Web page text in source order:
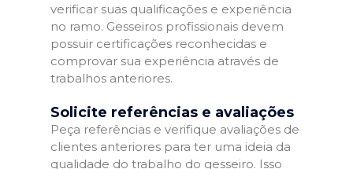
verificar suas qualificações e experiência
no ramo. Gesseiros profissionais devem
possuir certificações reconhecidas e
comprovar sua experiência através de
trabalhos anteriores.
Solicite referências e avaliações
Peça referências e verifique avaliações de
clientes anteriores para ter uma ideia da
qualidade do trabalho do gesseiro. Isso